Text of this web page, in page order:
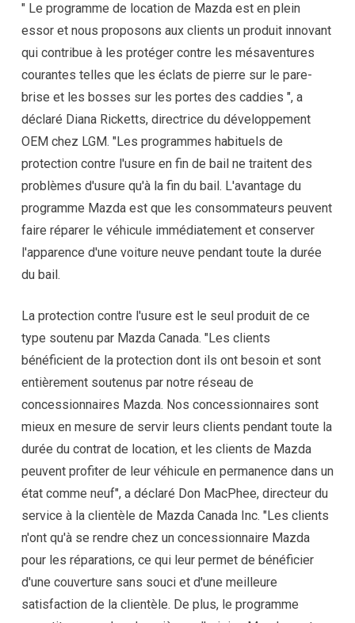
" Le programme de location de Mazda est en plein
essor et nous proposons aux clients un produit innovant
qui contribue à les protéger contre les mésaventures
courantes telles que les éclats de pierre sur le pare-
brise et les bosses sur les portes des caddies ", a
déclaré Diana Ricketts, directrice du développement
OEM chez LGM. "Les programmes habituels de
protection contre l'usure en fin de bail ne traitent des
problèmes d'usure qu'à la fin du bail. L'avantage du
programme Mazda est que les consommateurs peuvent
faire réparer le véhicule immédiatement et conserver
l'apparence d'une voiture neuve pendant toute la durée
du bail.
La protection contre l'usure est le seul produit de ce
type soutenu par Mazda Canada. "Les clients
bénéficient de la protection dont ils ont besoin et sont
entièrement soutenus par notre réseau de
concessionnaires Mazda. Nos concessionnaires sont
mieux en mesure de servir leurs clients pendant toute la
durée du contrat de location, et les clients de Mazda
peuvent profiter de leur véhicule en permanence dans un
état comme neuf", a déclaré Don MacPhee, directeur du
service à la clientèle de Mazda Canada Inc. "Les clients
n'ont qu'à se rendre chez un concessionnaire Mazda
pour les réparations, ce qui leur permet de bénéficier
d'une couverture sans souci et d'une meilleure
satisfaction de la clientèle. De plus, le programme